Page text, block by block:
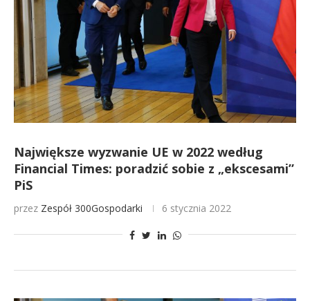
Największe wyzwanie UE w 2022 według
Financial Times: poradzić sobie z „ekscesami”
PiS
przez Zespół 300Gospodarki 6 stycznia 2022